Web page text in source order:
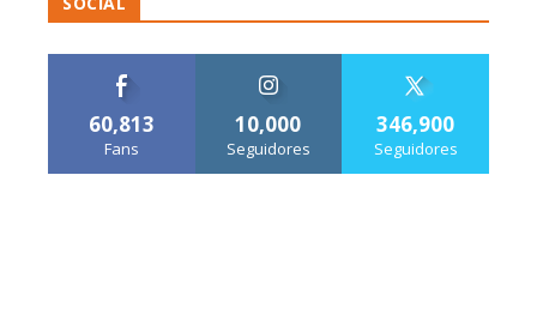
60,813
Fans
10,000
Seguidores
346,900
Seguidores